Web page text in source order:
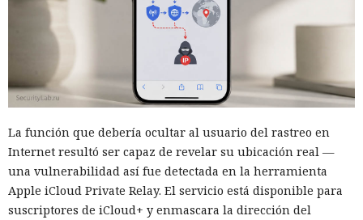
La función que debería ocultar al usuario del rastreo en
Internet resultó ser capaz de revelar su ubicación real —
una vulnerabilidad así fue detectada en la herramienta
Apple iCloud Private Relay. El servicio está disponible para
suscriptores de iCloud+ y enmascara la dirección del